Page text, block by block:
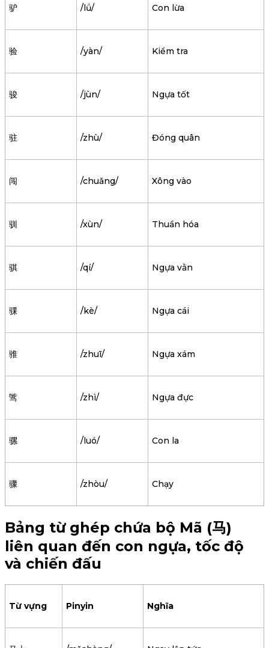
驴 /lǘ/ Con lừa
验 /yàn/ Kiểm tra
骏 /jùn/ Ngựa tốt
驻 /zhù/ Đóng quân
闯 /chuǎng/ Xông vào
驯 /xùn/ Thuần hóa
骐 /qí/ Ngựa vằn
骒 /kè/ Ngựa cái
骓 /zhuī/ Ngựa xám
骘 /zhì/ Ngựa đực
骡 /luó/ Con la
骤 /zhòu/ Chạy
Bảng từ ghép chứa bộ Mã (马)
liên quan đến con ngựa, tốc độ
và chiến đấu
Từ vựng Pinyin Nghĩa